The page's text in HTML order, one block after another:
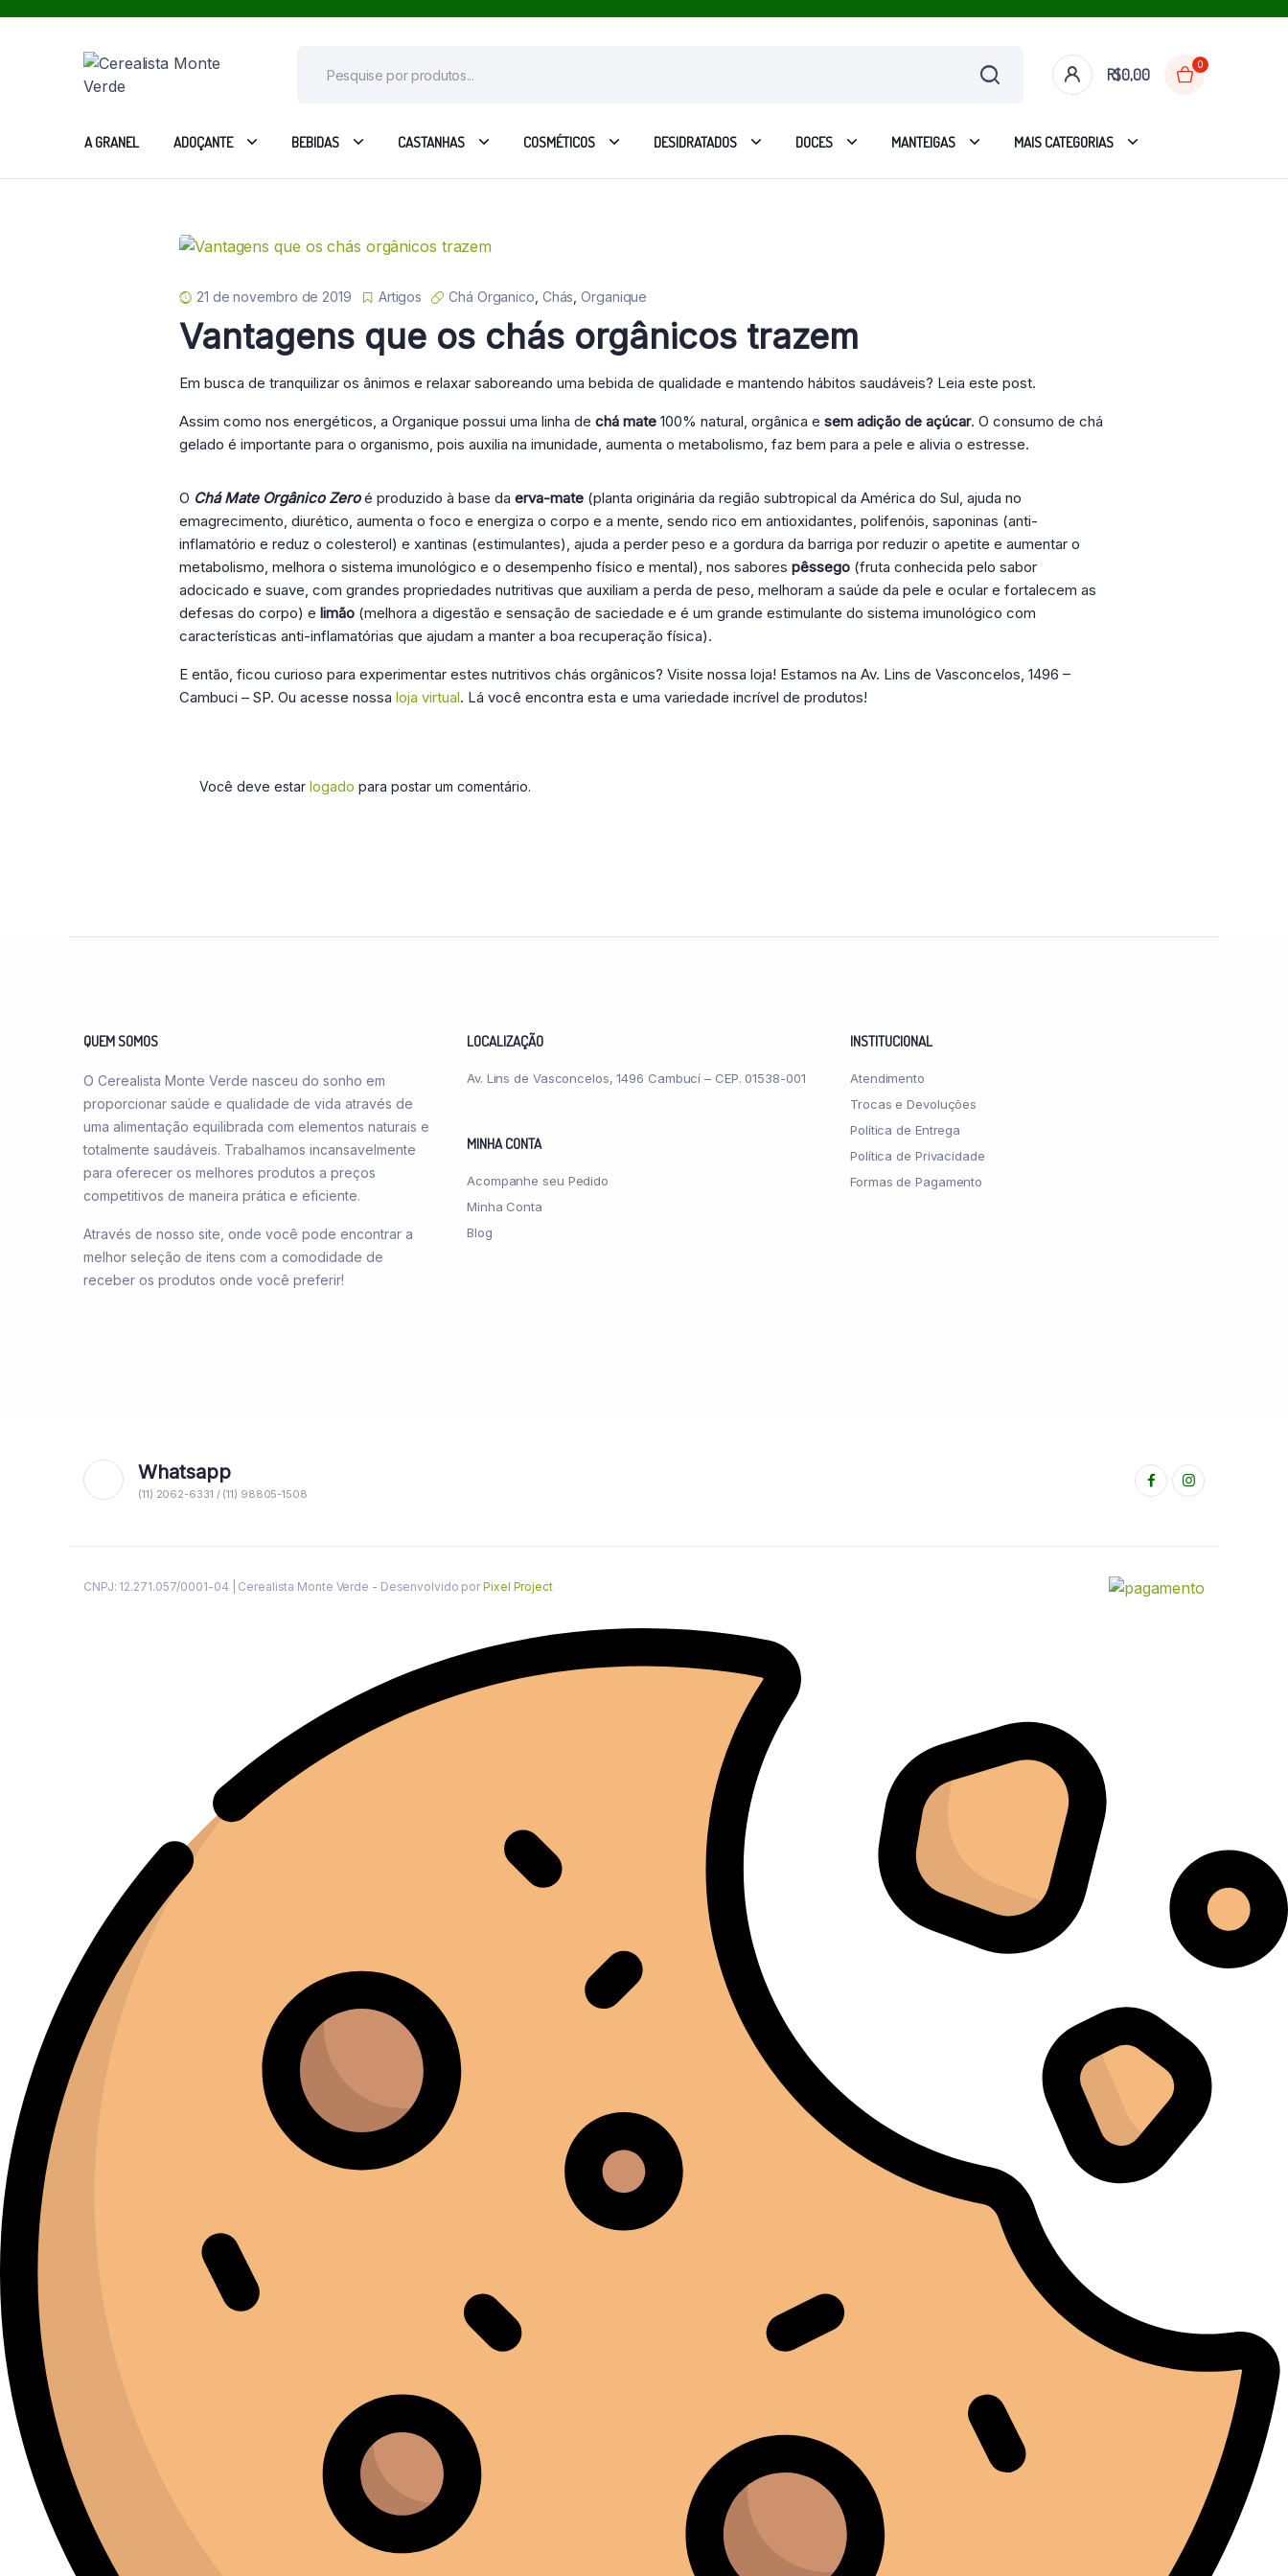
R$0,00
0
A GRANEL ADOÇANTE BEBIDAS CASTANHAS COSMÉTICOS DESIDRATADOS DOCES MANTEIGAS MAIS CATEGORIAS
21 de novembro de 2019 Artigos Chá Organico Chás ,Organique
Vantagens que os chás orgânicos trazem
Em busca de tranquilizar os ânimos e relaxar saboreando uma bebida de qualidade e mantendo hábitos saudáveis? Leia este post.
Assim como nos energéticos, a Organique possui uma linha de chá mate 100% natural, orgânica e sem adição de açúcar. O consumo de chá
gelado é importante para o organismo, pois auxilia na imunidade, aumenta o metabolismo, faz bem para a pele e alivia o estresse.
O Chá Mate Orgânico Zeroé produzido à base da erva-mate (planta originária da região subtropical da América do Sul, ajuda no
emagrecimento, diurético, aumenta o foco e energiza o corpo e a mente, sendo rico em antioxidantes, polifenóis, saponinas (anti-
inflamatório e reduz o colesterol) e xantinas (estimulantes), ajuda a perder peso e a gordura da barriga por reduzir o apetite e aumentar o
metabolismo, melhora o sistema imunológico e o desempenho físico e mental), nos sabores pêssego (fruta conhecida pelo sabor
adocicado e suave, com grandes propriedades nutritivas que auxiliam a perda de peso, melhoram a saúde da pele e ocular e fortalecem as
defesas do corpo) e limão (melhora a digestão e sensação de saciedade e é um grande estimulante do sistema imunológico com
características anti-inflamatórias que ajudam a manter a boa recuperação física).
E então, ficou curioso para experimentar estes nutritivos chás orgânicos? Visite nossa loja! Estamos na Av. Lins de Vasconcelos, 1496 –
Cambuci – SP. Ou acesse nossa loja virtual. Lá você encontra esta e uma variedade incrível de produtos!
Você deve estar logado para postar um comentário.
QUEM SOMOS
O Cerealista Monte Verde nasceu do sonho em
proporcionar saúde e qualidade de vida através de
uma alimentação equilibrada com elementos naturais e
totalmente saudáveis. Trabalhamos incansavelmente
para oferecer os melhores produtos a preços
competitivos de maneira prática e eficiente.
Através de nosso site, onde você pode encontrar a
melhor seleção de itens com a comodidade de
receber os produtos onde você preferir!
LOCALIZAÇÃO
Av. Lins de Vasconcelos, 1496 Cambucí – CEP. 01538-001
MINHA CONTA
Acompanhe seu Pedido
Minha Conta
Blog
INSTITUCIONAL
Atendimento
Trocas e Devoluções
Política de Entrega
Política de Privacidade
Formas de Pagamento
Whatsapp
(11) 2062-6331 / (11) 98805-1508
CNPJ: 12.271.057/0001-04 | Cerealista Monte Verde - Desenvolvido porPixel Project